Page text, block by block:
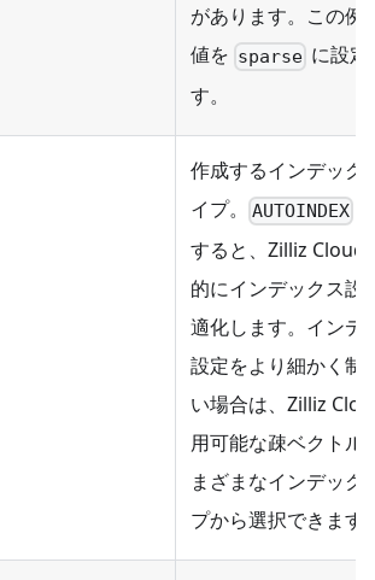
があります。この例
値を sparse に設定
す。
作成するインデック
イプ。
AUTOINDEX
すると、Zilliz Cloud
的にインデックス設
適化します。インデ
設定をより細かく制
い場合は、Zilliz
用可能な疎ベクトル
まざまなインデック
プから選択できます